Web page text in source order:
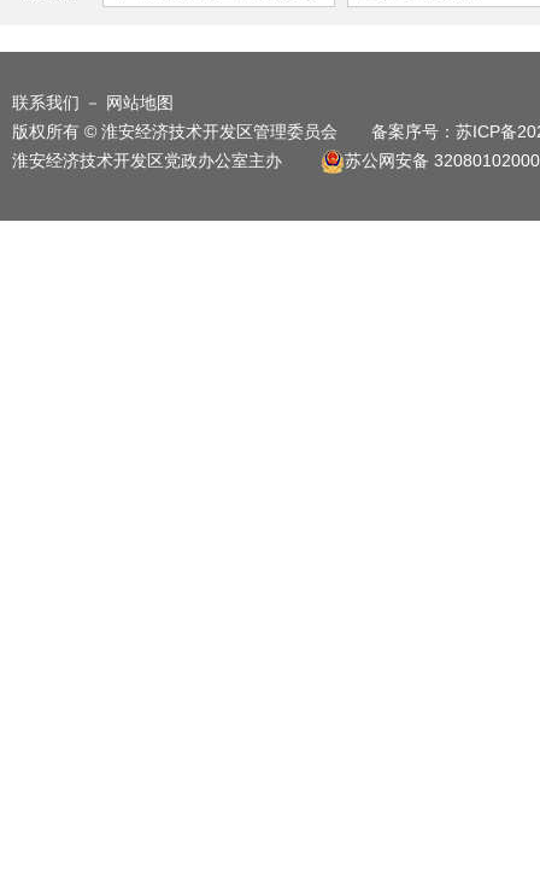
联系我们 －
网站地图
版权所有 © 淮安经济技术开发区管理委员会 备案序号： 苏ICP备
淮安经济技术开发区党政办公室主办
苏公网安备